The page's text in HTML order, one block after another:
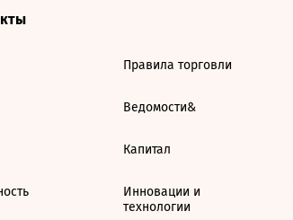
Правила торговли
Ведомости&
Капитал
Инновации и
технологии